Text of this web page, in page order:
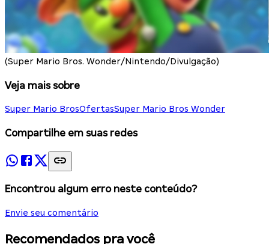
(Super Mario Bros. Wonder/Nintendo/Divulgação)
Veja mais sobre
Super Mario BrosOfertasSuper Mario Bros Wonder
Compartilhe em suas redes
Encontrou algum erro neste conteúdo?
Envie seu comentário
Recomendados pra você